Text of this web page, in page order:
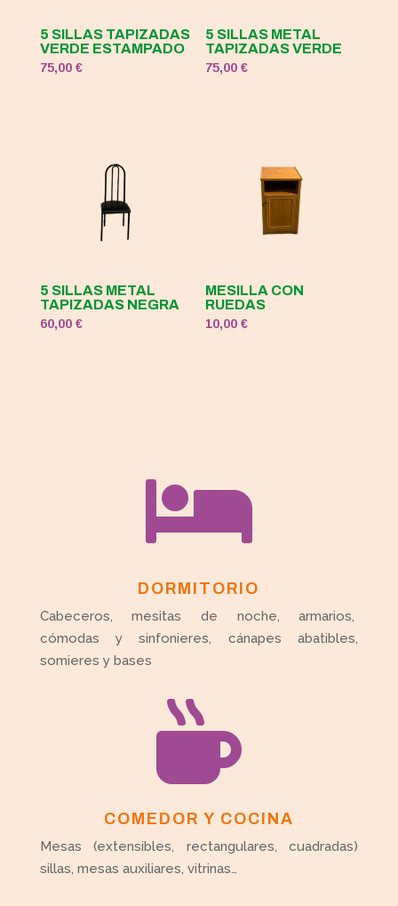
5 SILLAS TAPIZADAS
VERDE ESTAMPADO
75,00 €
5 SILLAS METAL
TAPIZADAS VERDE
75,00€
5 SILLAS METAL
TAPIZADAS NEGRA
60,00 €
MESILLA CON
RUEDAS
10,00€

DORMITORIO
Cabeceros, mesitas de noche, armarios,
cómodas y sinfonieres, cánapes abatibles,
somieres y bases

COMEDOR Y COCINA
Mesas (extensibles, rectangulares, cuadradas)
sillas, mesas auxiliares, vitrinas…